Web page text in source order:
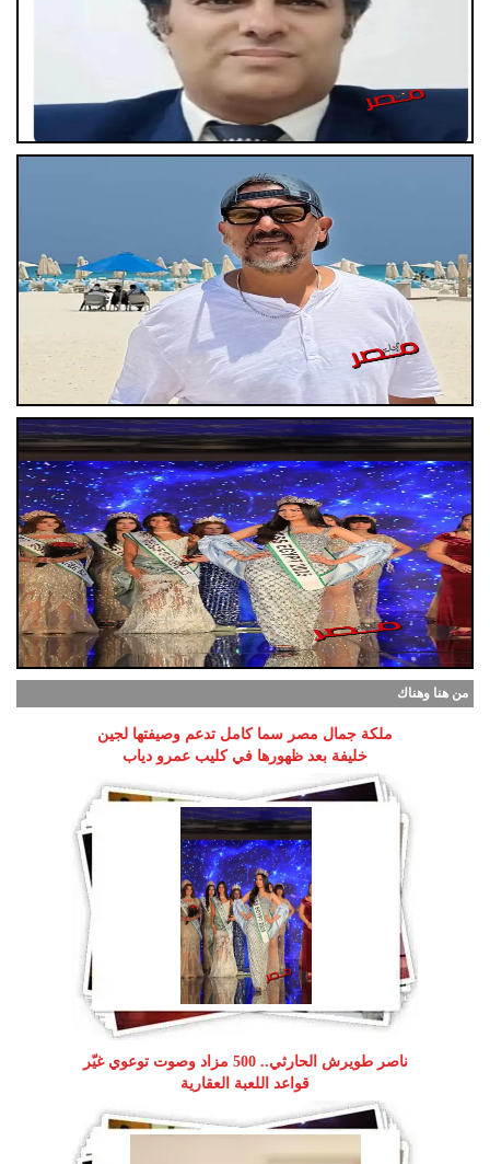
من هنا وهناك
ملكة جمال مصر سما كامل تدعم وصيفتها لجين
خليفة بعد ظهورها في كليب عمرو دياب
ناصر طويرش الحارثي.. 500 مزاد وصوت توعوي غيّر
قواعد اللعبة العقارية